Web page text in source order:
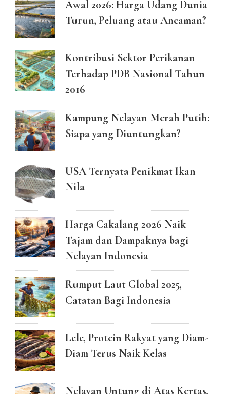
Awal 2026: Harga Udang Dunia
Turun, Peluang atau Ancaman?
Kontribusi Sektor Perikanan
Terhadap PDB Nasional Tahun
2016
Kampung Nelayan Merah Putih:
Siapa yang Diuntungkan?
USA Ternyata Penikmat Ikan
Nila
Harga Cakalang 2026 Naik
Tajam dan Dampaknya bagi
Nelayan Indonesia
Rumput Laut Global 2025,
Catatan Bagi Indonesia
Lele, Protein Rakyat yang Diam-
Diam Terus Naik Kelas
Nelayan Untung di Atas Kertas,